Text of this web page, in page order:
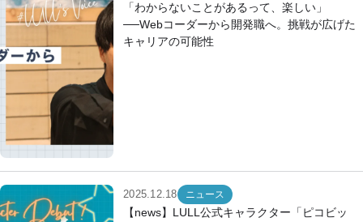
「わからないことがあるって、楽しい」
──Webコーダーから開発職へ。挑戦が広げた
キャリアの可能性
2025.12.18 ニュース
【news】LULL公式キャラクター「ピコビッ